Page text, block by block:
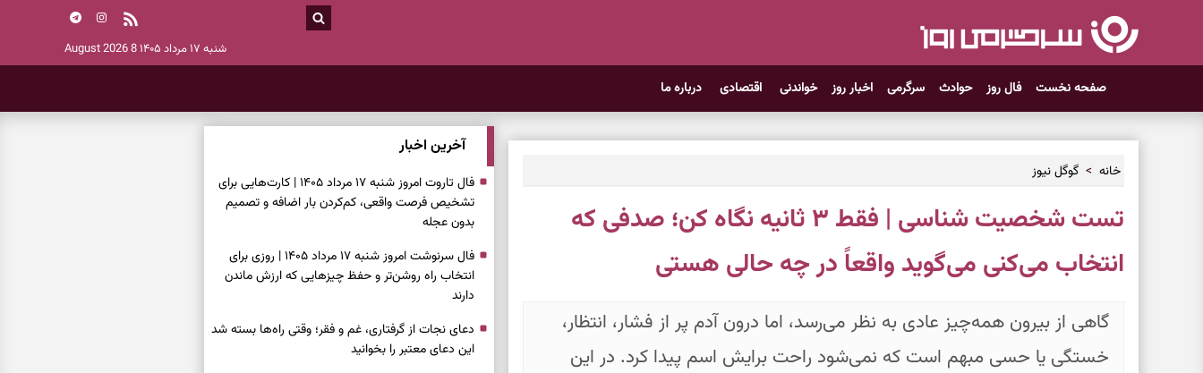
شنبه ۱۷ مرداد ۱۴۰۵ 8 August 2026
صفحه نخست فال روز حوادث سرگرمی اخبار روز خواندنی اقتصادی درباره ما
خانه گوگل نیوز
تست شخصیت شناسی | فقط ۳ ثانیه نگاه کن؛ صدفی که
انتخاب می‌کنی می‌گوید واقعاً در چه حالی هستی
گاهی از بیرون همه‌چیز عادی به نظر می‌رسد، اما درون آدم پر از فشار، انتظار،
خستگی یا حسی مبهم است که نمی‌شود راحت برایش اسم پیدا کرد. در این
آخرین اخبار
فال تاروت امروز شنبه ۱۷ مرداد ۱۴۰۵ | کارت‌هایی برای
تشخیص فرصت واقعی، کم‌کردن بار اضافه و تصمیم
بدون عجله
فال سرنوشت امروز شنبه ۱۷ مرداد ۱۴۰۵ | روزی برای
انتخاب راه روشن‌تر و حفظ چیزهایی که ارزش ماندن
دارند
دعای نجات از گرفتاری، غم و فقر؛ وقتی راه‌ها بسته شد
این دعای معتبر را بخوانید